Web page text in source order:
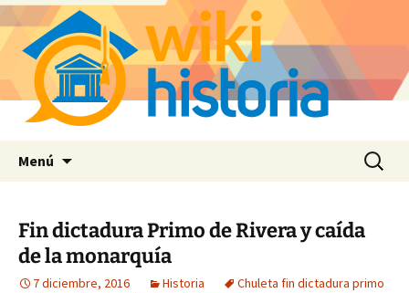
Menú Buscar:
Fin dictadura Primo de Rivera y caída
de la monarquía
7 diciembre, 2016 Historia
Chuleta fin dictadura primo